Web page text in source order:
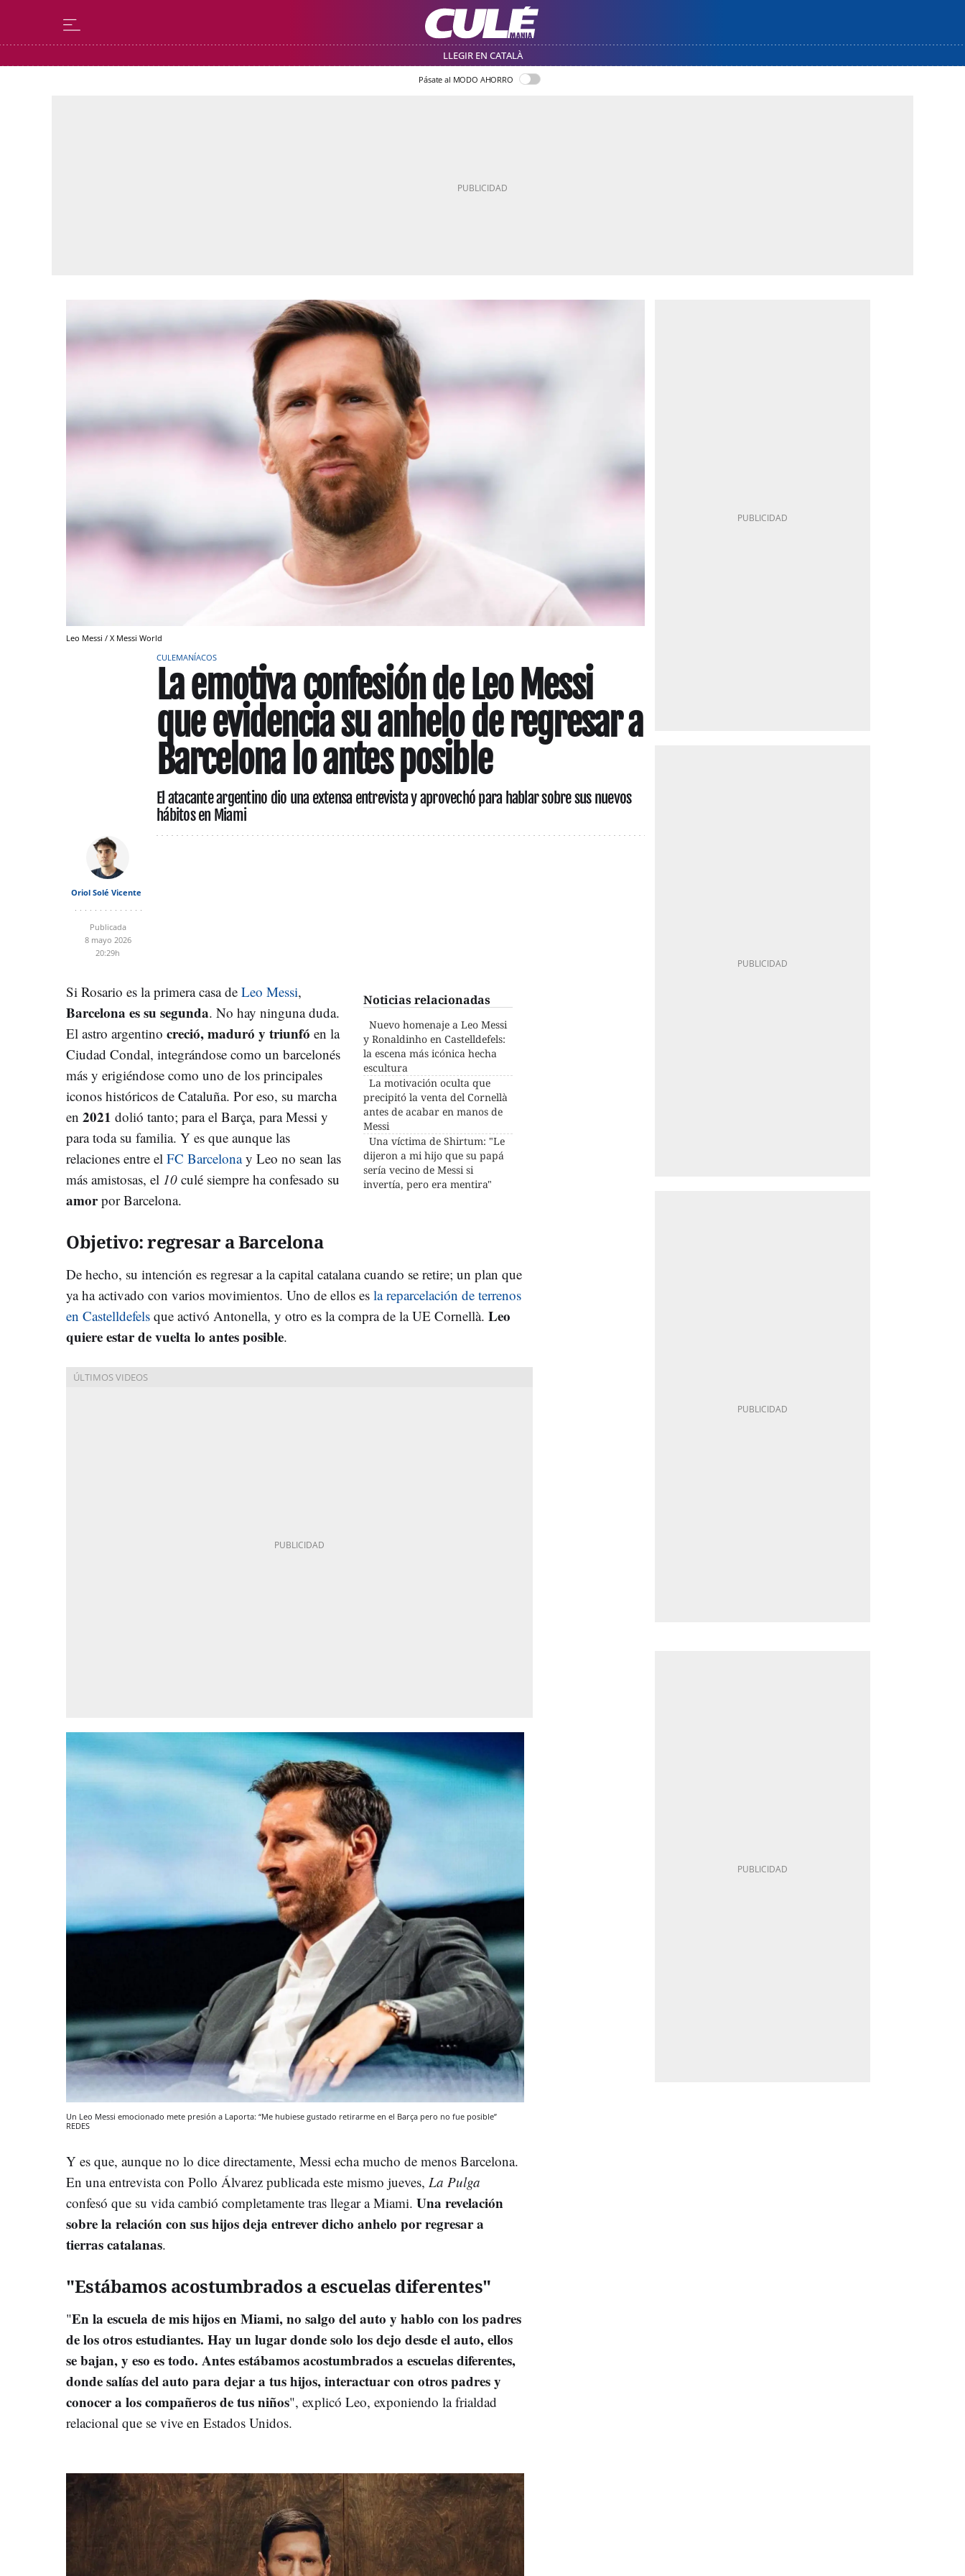
LLEGIR EN CATALÀ
Pásate al MODO AHORRO
Leo Messi / X Messi World
CULEMANÍACOS
La emotiva confesión de Leo Messi
que evidencia su anhelo de regresar a
Barcelona lo antes posible
El atacante argentino dio una extensa entrevista y aprovechó para hablar sobre sus nuevos
hábitos en Miami
Oriol Solé Vicente
Publicada
8 mayo 2026
20:29h
Noticias relacionadas
Nuevo homenaje a Leo Messi
y Ronaldinho en Castelldefels:
la escena más icónica hecha
escultura
La motivación oculta que
precipitó la venta del Cornellà
antes de acabar en manos de
Messi
Una víctima de Shirtum: "Le
dijeron a mi hijo que su papá
sería vecino de Messi si
invertía, pero era mentira"
Si Rosario es la primera casa de Leo Messi,
Barcelona es su segunda. No hay ninguna duda.
El astro argentino creció, maduró y triunfó en la
Ciudad Condal, integrándose como un barcelonés
más y erigiéndose como uno de los principales
iconos históricos de Cataluña. Por eso, su marcha
en 2021 dolió tanto; para el Barça, para Messi y
para toda su familia. Y es que aunque las
relaciones entre el FC Barcelonay Leo no sean las
más amistosas, el 10 culé siempre ha confesado su
amorpor Barcelona.
Objetivo: regresar a Barcelona
De hecho, su intención es regresar a la capital catalana cuando se retire; un plan que
ya ha activado con varios movimientos. Uno de ellos es la reparcelación de terrenos
en Castelldefels que activó Antonella, y otro es la compra de la UE Cornellà. Leo
quiere estar de vuelta lo antes posible.
Un Leo Messi emocionado mete presión a Laporta: “Me hubiese gustado retirarme en el Barça pero no fue posible”
REDES
Y es que, aunque no lo dice directamente, Messi echa mucho de menos Barcelona.
En una entrevista con Pollo Álvarez publicada este mismo jueves, La Pulga
confesó que su vida cambió completamente tras llegar a Miami. Una revelación
sobre la relación con sus hijos deja entrever dicho anhelo por regresar a
tierras catalanas.
"Estábamos acostumbrados a escuelas diferentes"
"En la escuela de mis hijos en Miami, no salgo del auto y hablo con los padres
de los otros estudiantes. Hay un lugar donde solo los dejo desde el auto, ellos
se bajan, y eso es todo. Antes estábamos acostumbrados a escuelas diferentes,
donde salías del auto para dejar a tus hijos, interactuar con otros padres y
conocer a los compañeros de tus niños", explicó Leo, exponiendo la frialdad
relacional que se vive en Estados Unidos.